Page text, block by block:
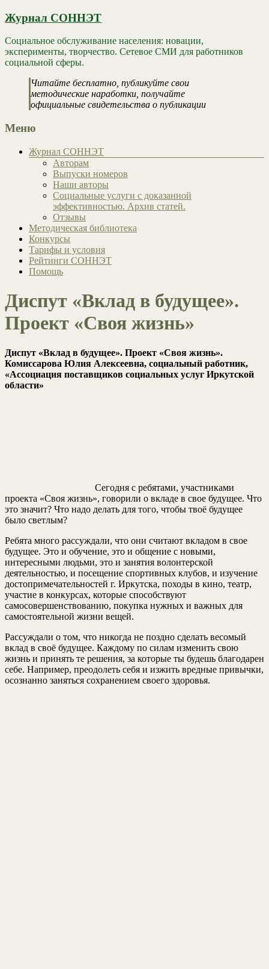
Журнал СОННЭТ
Социальное обслуживание населения: новации,
эксперименты, творчество. Сетевое СМИ для работников
социальной сферы.
Читайте бесплатно, публикуйте свои
методические наработки, получайте
официальные свидетельства о публикации
Меню
Журнал СОННЭТ
Авторам
Выпуски номеров
Наши авторы
Социальные услуги с доказанной
эффективностью. Архив статей.
Отзывы
Методическая библиотека
Конкурсы
Тарифы и условия
Рейтинги СОННЭТ
Помощь
Диспут «Вклад в будущее».
Проект «Своя жизнь»
Диспут «Вклад в будущее». Проект «Своя жизнь».
Комиссарова Юлия Алексеевна, социальный работник,
«Ассоциация поставщиков социальных услуг Иркутской
области»
Сегодня с ребятами, участниками
проекта «Своя жизнь», говорили о вкладе в свое будущее. Что
это значит? Что надо делать для того, чтобы твоё будущее
было светлым?
Ребята много рассуждали, что они считают вкладом в свое
будущее. Это и обучение, это и общение с новыми,
интересными людьми, это и занятия волонтерской
деятельностью, и посещение спортивных клубов, и изучение
достопримечательностей г. Иркутска, походы в кино, театр,
участие в конкурсах, которые способствуют
самосовершенствованию, покупка нужных и важных для
самостоятельной жизни вещей.
Рассуждали о том, что никогда не поздно сделать весомый
вклад в своё будущее. Каждому по силам изменить свою
жизнь и принять те решения, за которые ты будешь благодарен
себе. Например, преодолеть себя и изжить вредные привычки,
осознанно заняться сохранением своего здоровья.